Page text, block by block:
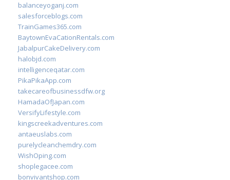
balanceyoganj.com
salesforceblogs.com
TrainGames365.com
BaytownEvaCationRentals.com
JabalpurCakeDelivery.com
halobjd.com
intelligenceqatar.com
PikaPikaApp.com
takecareofbusinessdfw.org
HamadaOfJapan.com
VersifyLifestyle.com
kingscreekadventures.com
antaeuslabs.com
purelycleanchemdry.com
WishOping.com
shoplegacee.com
bonvivantshop.com